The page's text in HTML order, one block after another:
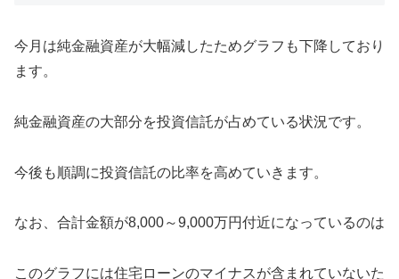
今月は純金融資産が大幅減したためグラフも下降しており
ます。
純金融資産の大部分を投資信託が占めている状況です。
今後も順調に投資信託の比率を高めていきます。
なお、合計金額が8,000～9,000万円付近になっているのは
このグラフには住宅ローンのマイナスが含まれていないた